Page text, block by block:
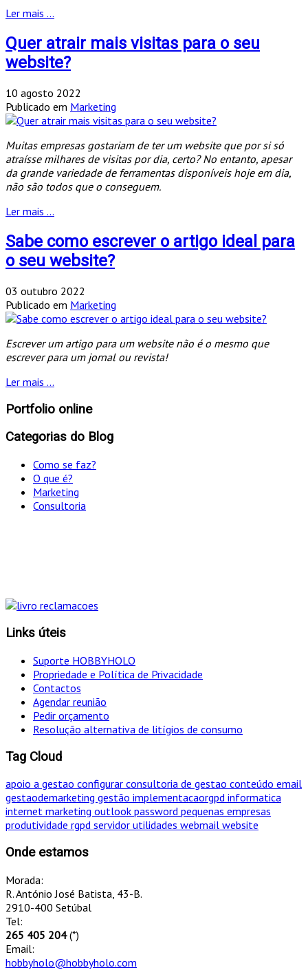
Ler mais ...
Quer atrair mais visitas para o seu
website?
10 agosto 2022
Publicado em Marketing
Muitas empresas gostariam de ter um website que por si só
atraísse milhares de visitas por dia, certo? No entanto, apesar
da grande variedade de ferramentas disponíveis hoje em dia,
não são todos que o conseguem.
Ler mais ...
Sabe como escrever o artigo ideal para
o seu website?
03 outubro 2022
Publicado em Marketing
Escrever um artigo para um website não é o mesmo que
escrever para um jornal ou revista!
Ler mais ...
Portfolio online
Categorias do Blog
Como se faz?
O que é?
Marketing
Consultoria
Links úteis
Suporte HOBBYHOLO
Propriedade e Política de Privacidade
Contactos
Agendar reunião
Pedir orçamento
Resolução alternativa de litígios de consumo
Tag Cloud
apoio a gestao configurar consultoria de gestao conteúdo email
gestaodemarketing gestão implementacaorgpd informatica
internet marketing outlook password pequenas empresas
produtividade rgpd servidor utilidades webmail website
Onde estamos
Morada:
R. António José Batista, 43-B.
2910-400 Setúbal
Tel:
265 405 204(*)
Email:
hobbyholo@hobbyholo.com